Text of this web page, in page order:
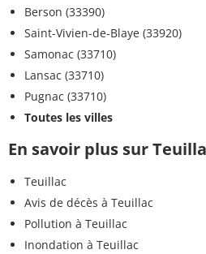
Berson (33390)
Saint-Vivien-de-Blaye (33920)
Samonac (33710)
Lansac (33710)
Pugnac (33710)
Toutes les villes
En savoir plus sur
Teuillac
Avis de décès à Teuillac
Pollution à Teuillac
Inondation à Teuillac